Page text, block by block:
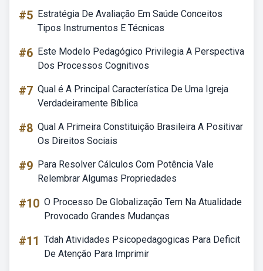
#5 Estratégia De Avaliação Em Saúde Conceitos
Tipos Instrumentos E Técnicas
#6 Este Modelo Pedagógico Privilegia A Perspectiva
Dos Processos Cognitivos
#7 Qual é A Principal Característica De Uma Igreja
Verdadeiramente Bíblica
#8 Qual A Primeira Constituição Brasileira A Positivar
Os Direitos Sociais
#9 Para Resolver Cálculos Com Potência Vale
Relembrar Algumas Propriedades
#10 O Processo De Globalização Tem Na Atualidade
Provocado Grandes Mudanças
#11 Tdah Atividades Psicopedagogicas Para Deficit
De Atenção Para Imprimir